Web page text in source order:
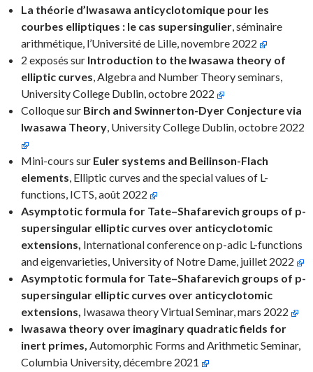
La théorie d’Iwasawa anticyclotomique pour les
courbes elliptiques : le cas supersingulier, séminaire
arithmétique, l’Université de Lille, novembre 2022
2 exposés sur Introduction to the Iwasawa theory of
elliptic curves, Algebra and Number Theory seminars,
University College Dublin, octobre 2022
Colloque sur Birch and Swinnerton-Dyer Conjecture via
Iwasawa Theory, University College Dublin, octobre 2022
Mini-cours sur Euler systems and Beilinson-Flach
elements, Elliptic curves and the special values of L-
functions, ICTS, août 2022
Asymptotic formula for Tate–Shafarevich groups of p-
supersingular elliptic curves over anticyclotomic
extensions, International conference on p-adic L-functions
and eigenvarieties, University of Notre Dame, juillet 2022
Asymptotic formula for Tate–Shafarevich groups of p-
supersingular elliptic curves over anticyclotomic
extensions, Iwasawa theory Virtual Seminar, mars 2022
Iwasawa theory over imaginary quadratic fields for
inert primes, Automorphic Forms and Arithmetic Seminar,
Columbia University, décembre 2021